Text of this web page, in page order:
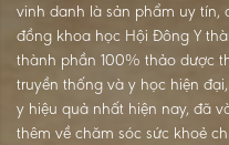
vinh danh là sản phẩm uy tín,
đồng khoa học Hội Đông Y
thành phần 100% thảo dược
truyền thống và y học hiện
y hiệu quả nhất hiện nay, đã
thêm về chăm sóc sức khoẻ